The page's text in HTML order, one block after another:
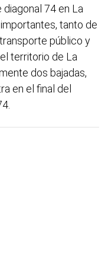
diagonal 74 en La
tanto de
público y
territorio de La
dos bajadas,
en el final del